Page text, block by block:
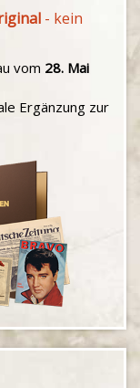
- kein
vom 28. Mai
Ergänzung zur